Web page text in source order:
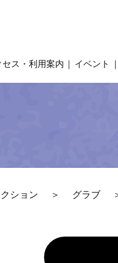
セス・利用案内 イベント
ション グラブ